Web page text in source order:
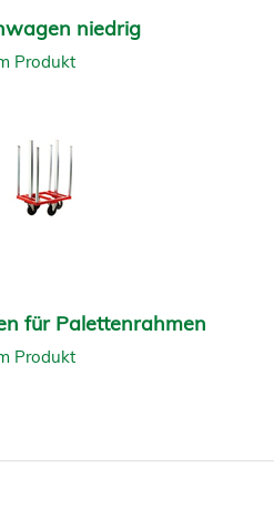
niedrig
Produkt
für Palettenrahmen
Produkt